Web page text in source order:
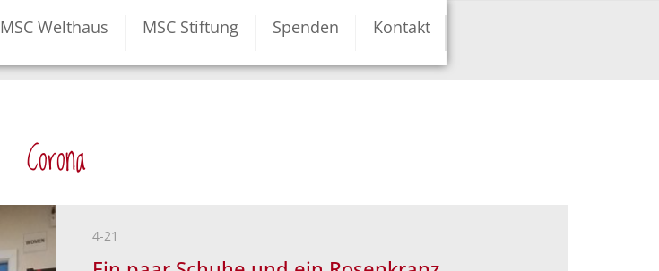
MSC Welthaus MSC Stiftung Spenden Kontakt
Corona
4-21